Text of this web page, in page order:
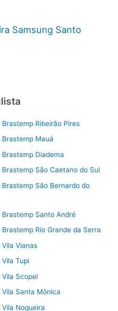
Samsung Santo
Ribeirão Pires
Mauá
Diadema
São Caetano do Sul
São Bernardo do
Santo André
Rio Grande da Serra
Vianas
Tupi
Scopel
Santa Mônica
Nogueira